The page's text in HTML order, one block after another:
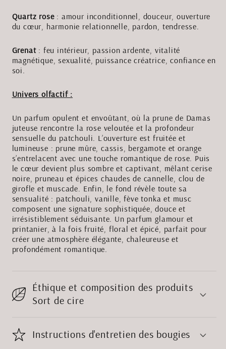
Quartz rose: amour inconditionnel, douceur, ouverture
du cœur, harmonie relationnelle, pardon, tendresse.
Grenat: feu intérieur, passion ardente, vitalité
magnétique, sexualité, puissance créatrice, confiance en
soi.
Univers olfactif :
Un parfum opulent et envoûtant, où la prune de Damas
juteuse rencontre la rose veloutée et la profondeur
sensuelle du patchouli. L’ouverture est fruitée et
lumineuse : prune mûre, cassis, bergamote et orange
s’entrelacent avec une touche romantique de rose. Puis
le cœur devient plus sombre et captivant, mêlant cerise
noire, pruneau et épices chaudes de cannelle, clou de
girofle et muscade. Enfin, le fond révèle toute sa
sensualité : patchouli, vanille, fève tonka et musc
composent une signature sophistiquée, douce et
irrésistiblement séduisante. Un parfum glamour et
printanier, à la fois fruité, floral et épicé, parfait pour
créer une atmosphère élégante, chaleureuse et
profondément romantique.
Éthique et composition des produits
Sort de cire
Instructions d'entretien des bougies